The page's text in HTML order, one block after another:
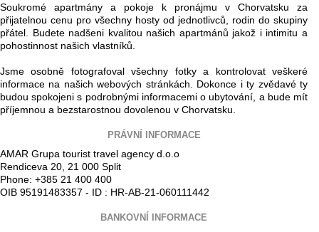
Soukromé apartmány a pokoje k pronájmu v Chorvatsku za
přijatelnou cenu pro všechny hosty od jednotlivců, rodin do skupiny
přátel. Budete nadšeni kvalitou našich apartmánů jakož i intimitu a
pohostinnost našich vlastníků.
Jsme osobně fotografoval všechny fotky a kontrolovat veškeré
informace na našich webových stránkách. Dokonce i ty zvědavé ty
budou spokojeni s podrobnými informacemi o ubytování, a bude mít
příjemnou a bezstarostnou dovolenou v Chorvatsku.
PRÁVNÍ INFORMACE
AMAR Grupa tourist travel agency d.o.o
Rendiceva 20, 21 000 Split
Phone: +385 21 400 400
OIB 95191483357 - ID : HR-AB-21-060111442
BANKOVNÍ INFORMACE